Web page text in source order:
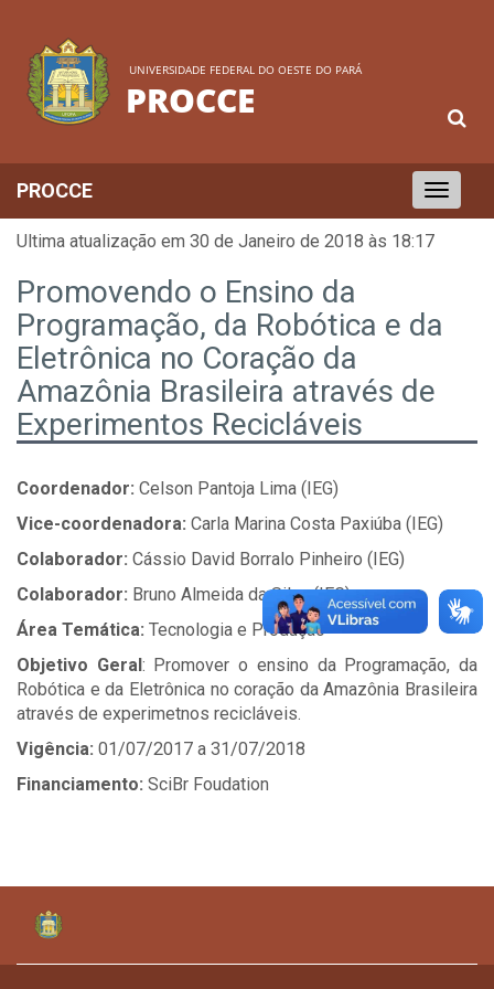
UNIVERSIDADE FEDERAL DO OESTE DO PARÁ
PROCCE
Toggle
navigation
PROCCE
Ultima atualização em 30 de Janeiro de 2018 às 18:17
Promovendo o Ensino da
Programação, da Robótica e da
Eletrônica no Coração da
Amazônia Brasileira através de
Experimentos Recicláveis
Coordenador: Celson Pantoja Lima (IEG)
Vice-coordenadora: Carla Marina Costa Paxiúba (IEG)
Colaborador: Cássio David Borralo Pinheiro (IEG)
Colaborador: Bruno Almeida da Silva (IEG)
Área Temática: Tecnologia e Produção
Objetivo Geral: Promover o ensino da Programação, da
Robótica e da Eletrônica no coração da Amazônia Brasileira
através de experimetnos recicláveis.
Vigência: 01/07/2017 a 31/07/2018
Financiamento: SciBr Foudation